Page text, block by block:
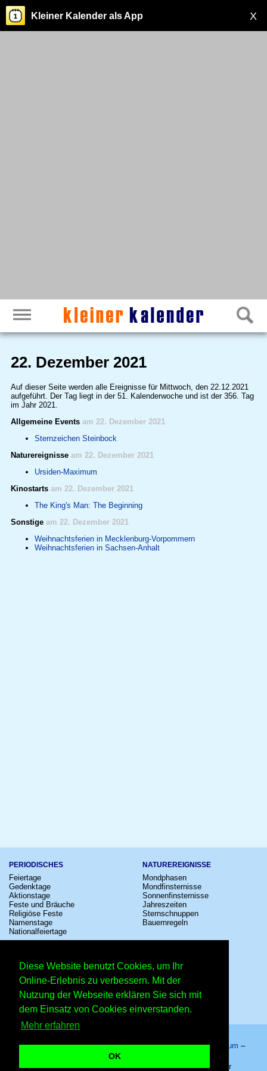
Diese Website benutzt Cookies, um Ihr
Online-Erlebnis zu verbessern. Mit der
Nutzung der Webseite erklären Sie sich mit
dem Einsatz von Cookies einverstanden.
Mehr erfahren
OK
X
Kleiner Kalender als App
22. Dezember 2021
Auf dieser Seite werden alle Ereignisse für Mittwoch, den 22.12.2021
aufgeführt. Der Tag liegt in der 51. Kalenderwoche und ist der 356. Tag
im Jahr 2021.
Allgemeine Events am 22. Dezember 2021
Sternzeichen Steinbock
Naturereignisse am 22. Dezember 2021
Ursiden-Maximum
Kinostarts am 22. Dezember 2021
The King's Man: The Beginning
Sonstige am 22. Dezember 2021
Weihnachtsferien in Mecklenburg-Vorpommern
Weihnachtsferien in Sachsen-Anhalt
PERIODISCHES
Feiertage
Gedenktage
Aktionstage
Feste und Bräuche
Religiöse Feste
Namenstage
Nationalfeiertage
NATUREREIGNISSE
Mondphasen
Mondfinsternisse
Sonnenfinsternisse
Jahreszeiten
Sternschnuppen
Bauernregeln
Kinostarts
Festivals
Großevents
Fußball
Comedy
Shows
Sternzeichen
Schalttage
Wahltage
Messen
Erinnerungen
Volksfeste
Startseite–Kalender–Lexikon–App–Sitemap–Impressum –
Datenschutzhinweis
22. Dezember 2021 – Copyright © 2026 Kleiner Kalender